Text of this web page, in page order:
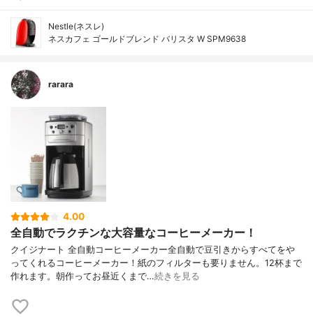
Nestle(ネスレ)
ネスカフェ ゴールドブレンド バリスタ W SPM9638
rarara
4.00
全自動でラクチンな大容量なコーヒーメーカー！
クイジナート 全自動コーヒーメーカー全自動で豆引きからすべてをや
ってくれるコーヒーメーカー！紙のフィルターも要りません。12杯まで
作れます。朝作ってお昼近くまで…続きを見る